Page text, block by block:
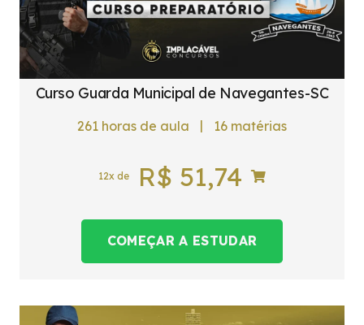
Curso Guarda Municipal de Navegantes-SC
261 horas de aula | 16matérias
12x de R$ 51,74
COMEÇAR A ESTUDAR